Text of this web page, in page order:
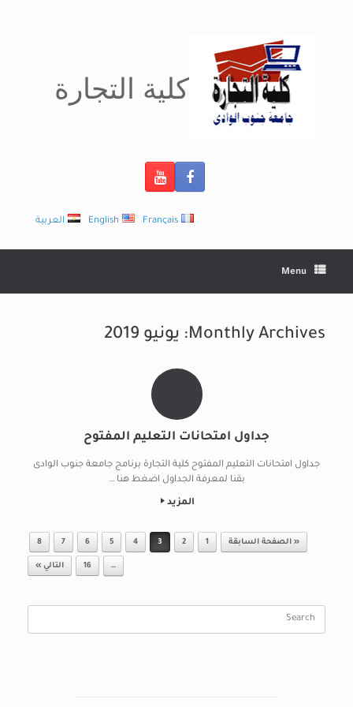
كلية التجارة
العربية English Français
Menu
Monthly Archives: يونيو 2019
جداول امتحانات التعليم المفتوح
جداول امتحانات التعليم المفتوح كلية التجارة برنامج جامعة جنوب الوادى
بقنا لمعرفة الجداول اضغط هنا …
المزيد
Post navigation
« الصفحة السابقة 1
2
3
4
5
6
7
8
…
16 التالي »